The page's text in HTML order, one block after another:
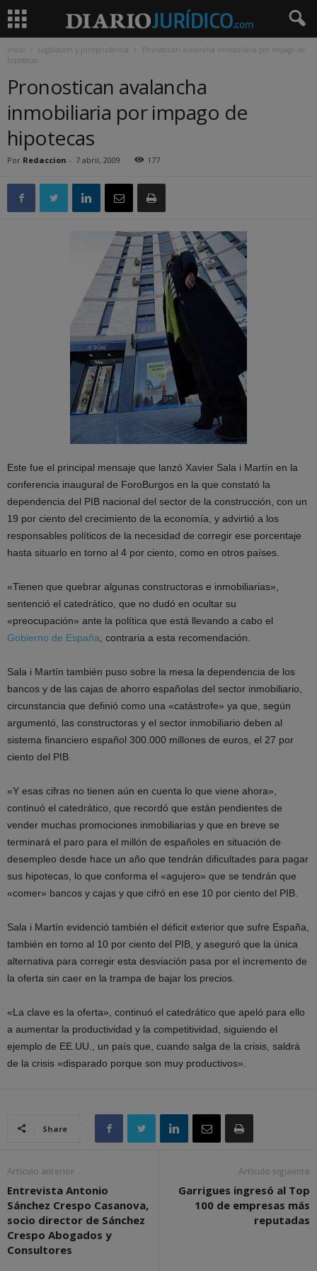
Inicio Legislación y jurisprudencia
Pronostican avalancha inmobiliaria por impago de
hipotecas
Pronostican avalancha
inmobiliaria por impago de
hipotecas
Por Redaccion - 7 abril, 2009 177
Este fue el principal mensaje que lanzó Xavier Sala i Martín en la
conferencia inaugural de ForoBurgos en la que constató la
dependencia del PIB nacional del sector de la construcción, con un
19 por ciento del crecimiento de la economía, y advirtió a los
responsables políticos de la necesidad de corregir ese porcentaje
hasta situarlo en torno al 4 por ciento, como en otros países.
«Tienen que quebrar algunas constructoras e inmobiliarias»,
sentenció el catedrático, que no dudó en ocultar su
«preocupación» ante la política que está llevando a cabo el
Gobierno de España , contraria a esta recomendación.
Sala i Martín también puso sobre la mesa la dependencia de los
bancos y de las cajas de ahorro españolas del sector inmobiliario,
circunstancia que definió como una «catástrofe» ya que, según
argumentó, las constructoras y el sector inmobiliario deben al
sistema financiero español 300.000 millones de euros, el 27 por
ciento del PIB.
«Y esas cifras no tienen aún en cuenta lo que viene ahora»,
continuó el catedrático, que recordó que están pendientes de
vender muchas promociones inmobiliarias y que en breve se
terminará el paro para el millón de españoles en situación de
desempleo desde hace un año que tendrán dificultades para pagar
sus hipotecas, lo que conforma el «agujero» que se tendrán que
«comer» bancos y cajas y que cifró en ese 10 por ciento del PIB.
Sala i Martín evidenció también el déficit exterior que sufre España,
también en torno al 10 por ciento del PIB, y aseguró que la única
alternativa para corregir esta desviación pasa por el incremento de
la oferta sin caer en la trampa de bajar los precios.
«La clave es la oferta», continuó el catedrático que apeló para ello
a aumentar la productividad y la competitividad, siguiendo el
ejemplo de EE.UU., un país que, cuando salga de la crisis, saldrá
de la crisis «disparado porque son muy productivos».
Share
Artículo anterior
Entrevista Antonio
Sánchez Crespo Casanova,
socio director de Sánchez
Crespo Abogados y
Consultores
Artículo siguiente
Garrigues ingresó al Top
100 de empresas más
reputadas